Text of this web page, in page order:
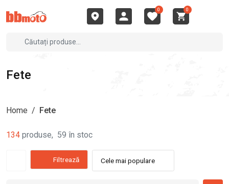
0 0
Fete
Home / Fete
134 produse, 59 în stoc
Filtrează Cele mai populare